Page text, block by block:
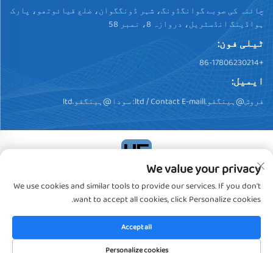
چائنہ کی صوبے گوانگڈونگ، شہر ڈونگگوان، ضلع قیائوتھو، پارک
ہواڈینگ انڈسٹریل، دروازہ 8، نمبر 58
ٹیلی فون:
+86-17806230214
ایمیل:
فروش@ہینگفو.ltd/ Contact E-maill: سودا@ہینگفو.ltd
کاپی رائٹ © 2024، ڈونگگوان ہینگفو پلسٹک پروڈکٹس کو.,
لیمیٹڈ. تمام حقوق محفوظ ہیںخصوصیت رپورٹ
We value your privacy
We use cookies and similar tools to provide our services. If you don't
want to accept all cookies, click Personalize cookies.
Personalize cookies
Accept all